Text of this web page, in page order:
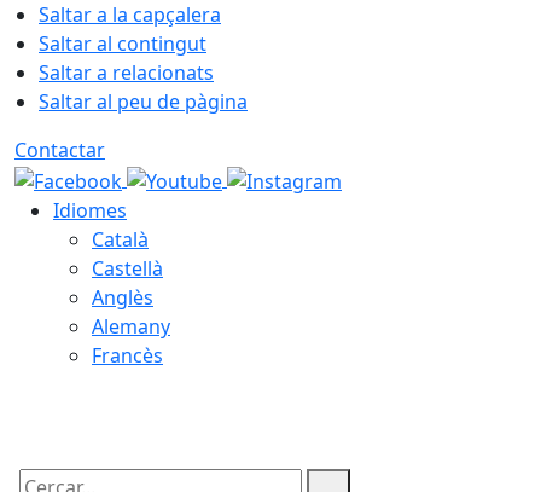
Saltar a la capçalera
Saltar al contingut
Saltar a relacionats
Saltar al peu de pàgina
Contactar
Idiomes
Català
Castellà
Anglès
Alemany
Francès